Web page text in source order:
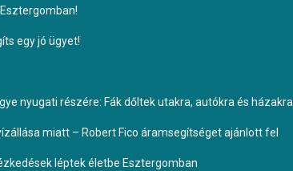
egy jó ügyet!
nyugati részére: Fák dőltek utakra, autókra és házakra
miatt – Robert Fico áramsegítséget ajánlott fel
léptek életbe Esztergomban